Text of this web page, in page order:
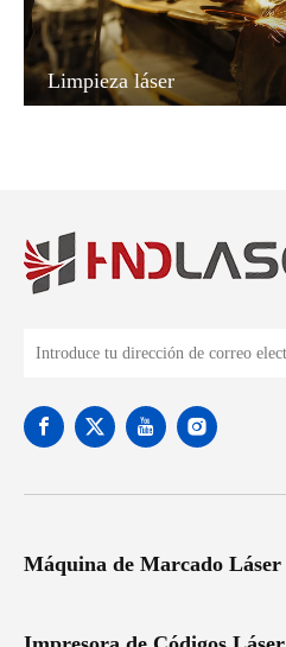
Limpieza láser
Máquina de Marcado Láser